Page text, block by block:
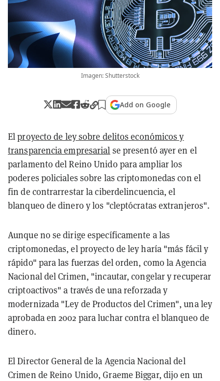
Imagen: Shutterstock
Add on Google
Elproyecto de ley sobre delitos económicos y
transparencia empresarial se presentó ayer en el
parlamento del Reino Unido para ampliar los
poderes policiales sobre las criptomonedas con el
fin de contrarrestar la ciberdelincuencia, el
blanqueo de dinero y los "cleptócratas extranjeros".
Aunque no se dirige específicamente a las
criptomonedas, el proyecto de ley haría "más fácil y
rápido" para las fuerzas del orden, como la Agencia
Nacional del Crimen, "incautar, congelar y recuperar
criptoactivos" a través de una reforzada y
modernizada "Ley de Productos del Crimen", una ley
aprobada en 2002 para luchar contra el blanqueo de
dinero.
El Director General de la Agencia Nacional del
Crimen de Reino Unido, Graeme Biggar, dijo en un